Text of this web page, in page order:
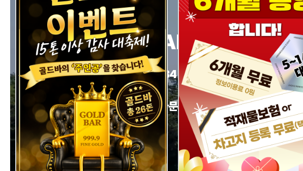
HWAMULMAN
배차문의 : 1800-1234
민원,협력사,차주 기타문의 : 1660-0303